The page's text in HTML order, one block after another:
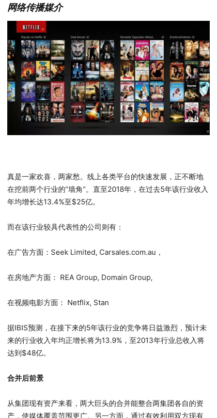
网络传播媒介
真是一家欢喜，两家愁。线上各类平台的快速发展，正不断地
在挖前两个行业的”墙角“。直至2018年，在过去5年该行业收入
年均增长达13.4%至$25亿。
而在该行业较具代表性的公司则有：
在广告方面：Seek Limited, Carsales.com.au，
在房地产方面： REA Group, Domain Group,
在视频电影方面： Netflix, Stan
据IBIS预测，在接下来的5年该行业的竞争将日益激烈，预计未
来的行业收入年均正增长将为13.9%，至2013年行业总收入将
达到$48亿。
合并后前景
从集团现有资产来看，两大巨头的合并能整合两集团各自的资
产，使媒体覆盖范围更广。另一方面，通过有效利用双方现有